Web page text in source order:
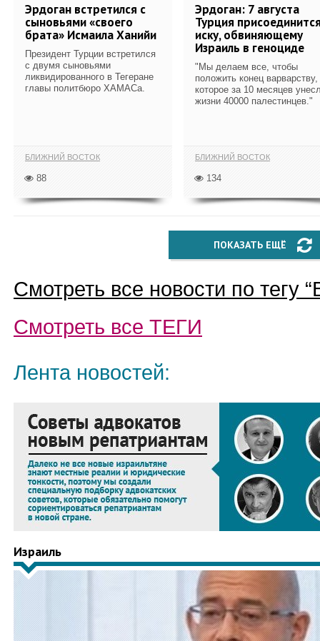
Эрдоган встретился с
сыновьями «своего
брата» Исмаила Ханийи
Президент Турции встретился
с двумя сыновьями
ликвидированного в Тегеране
главы политбюро ХАМАСа.
БЛИЖНИЙ ВОСТОК
88
Эрдоган: 7 августа
Турция
иску, обвиняющему
Израиль в геноциде
"Мы делаем все, чтобы
положить конец варварству,
которое за 10 месяцев
жизни 40000 палестинцев."
БЛИЖНИЙ ВОСТОК
134
ПОКАЗАТЬ ЕЩЁ
Смотреть все новости по тегу “
Смотреть все ТЕГИ
Лента новостей:
Израиль